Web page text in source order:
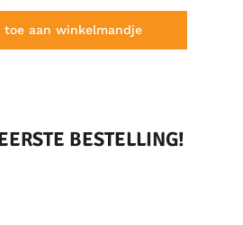
toe aan winkelmandje
BESTELLING!